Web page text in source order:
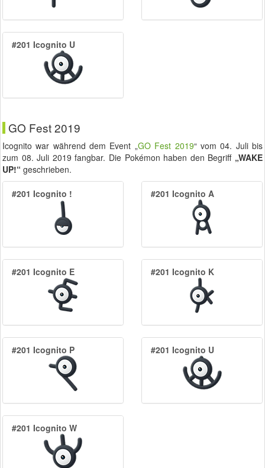
#201 Icognito U
GO Fest 2019
Icognito war während dem Event „GO Fest 2019“ vom04. Julibis
zum 08. Juli 2019 fangbar. Die Pokémon haben den Begriff „WAKE
UP!“ geschrieben.
#201 Icognito ! #201 Icognito A
#201 Icognito E #201 Icognito K
#201 Icognito P #201 Icognito U
#201 Icognito W